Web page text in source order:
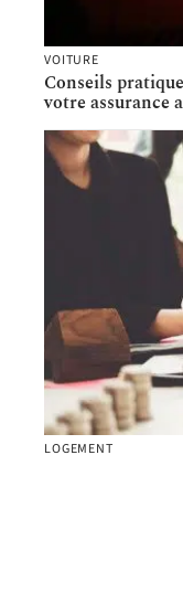
VOITURE
Conseils
votre assurance
LOGEMENT